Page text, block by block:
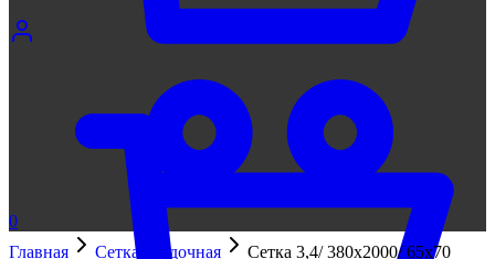
0
Главная
Сетка кладочная
Сетка 3,4/ 380х2000/ 65х70